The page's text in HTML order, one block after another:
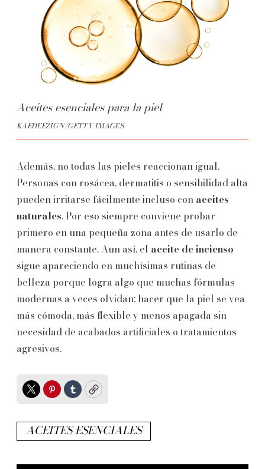
Aceites esenciales para la piel
KAEDEEZIGN/GETTY IMAGES
Además, no todas las pieles reaccionan igual.
Personas con rosácea, dermatitis o sensibilidad alta
pueden irritarse fácilmente incluso con aceites
naturales. Por eso siempre conviene probar
primero en una pequeña zona antes de usarlo de
manera constante. Aun así, el aceite de incienso
sigue apareciendo en muchísimas rutinas de
belleza porque logra algo que muchas fórmulas
modernas a veces olvidan: hacer que la piel se vea
más cómoda, más flexible y menos apagada sin
necesidad de acabados artificiales o tratamientos
agresivos.
TwitterPinterest
TumblrCopy
ACEITES ESENCIALES